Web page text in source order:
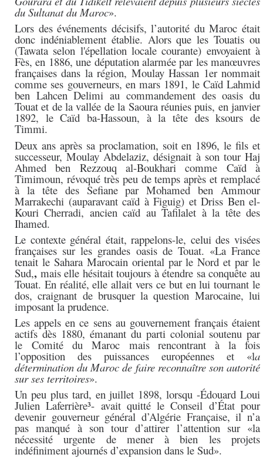
du Sultanat du Maroc».
Lors des événements décisifs, l’autorité du Maroc était
donc indéniablement établie. Alors que les Touatis ou
(Tawata selon l'épellation locale courante) envoyaient à
Fès, en 1886, une députation alarmée par les manœuvres
françaises dans la région, Moulay Hassan 1er nommait
comme ses gouverneurs, en mars 1891, le Caïd Lahmid
ben Lahcen Delimi au commandement des oasis du
Touat et de la vallée de la Saoura réunies puis, en janvier
1892, le Caïd ba-Hassoun, à la tête des ksours de
Timmi.
Deux ans après sa proclamation, soit en 1896, le fils et
successeur, Moulay Abdelaziz, désignait à son tour Haj
Ahmed ben Rezzouq al-Boukhari comme Caïd à
Timimoun, révoqué très peu de temps après et remplacé
à la tête des Sefiane par Mohamed ben Ammour
Marrakechi (auparavant caïd à Figuig) et Driss Ben el-
Kouri Cherradi, ancien caïd au Tafilalet à la tête des
Ihamed.
Le contexte général était, rappelons-le, celui des visées
françaises sur les grandes oasis de Touat. «La France
tenait le Sahara Marocain oriental par le Nord et par le
Sud,, mais elle hésitait toujours à étendre sa conquête au
Touat. En réalité, elle allait vers ce but en lui tournant le
dos, craignant de brusquer la question Marocaine, lui
imposant la prudence.
Les appels en ce sens au gouvernement français étaient
actifs dès 1880, émanant du parti colonial soutenu par
le Comité du Maroc mais rencontrant à la fois
l’opposition des puissances européennes et «la
détermination du Maroc de faire reconnaître son autorité
sur ses territoires».
Un peu plus tard, en juillet 1898, lorsqu -Édouard Loui
Julien Laferrière³- avait quitté le Conseil d’État pour
devenir gouverneur général d’Algérie Française, il n’a
pas manqué à son tour d’attirer l’attention sur «la
nécessité urgente de mener à bien les projets
indéfiniment ajournés d’expansion dans le Sud».